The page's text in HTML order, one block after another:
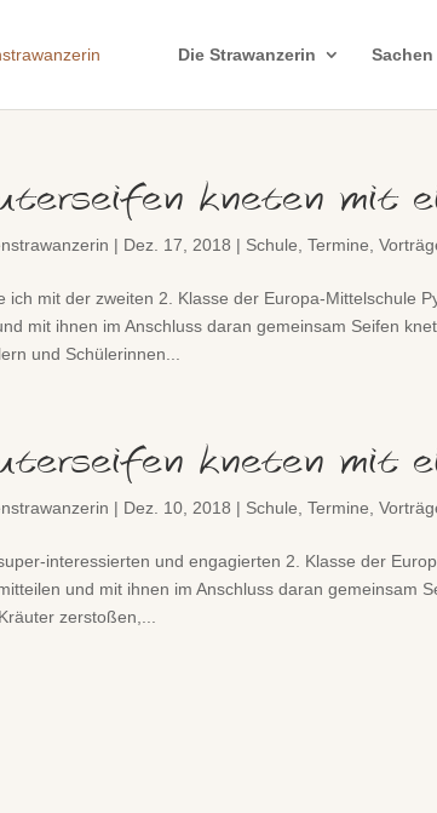
Die Strawanzerin
kneten mit
| Dez. 17, 2018 | Schule ,Termine ,
ich mit der zweiten 2. Klasse der Europa-Mittelschule
mit ihnen im Anschluss daran gemeinsam Seifen
und Schülerinnen...
kneten mit
| Dez. 10, 2018 | Schule ,Termine ,
interessierten und engagierten 2. Klasse der
und mit ihnen im Anschluss daran gemeinsam
zerstoßen,...